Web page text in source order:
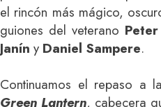
el rincón más mágico,
guiones del veterano
Janín y Daniel Sampere.
Continuamos el repaso a
Green Lantern, cabecera